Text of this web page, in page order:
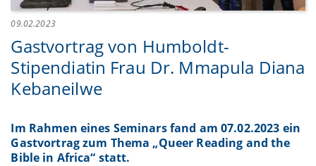
09.02.2023
Gastvortrag von Humboldt-
Stipendiatin Frau Dr. Mmapula Diana
Kebaneilwe
Im Rahmen eines Seminars fand am 07.02.2023 ein
Gastvortrag zum Thema „Queer Reading and the
Bible in Africa“ statt.